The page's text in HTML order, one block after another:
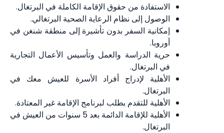
الاستفادة من حقوق الإقامة الكاملة في البرتغال.
الوصول إلى نظام الرعاية الصحية البرتغالي.
إمكانية السفر بدون تأشيرة إلى منطقة شنغن في
أوروبا.
حرية الدراسة والعمل وتأسيس الأعمال التجارية
في البرتغال.
الأهلية لإدراج أفراد الأسرة للعيش معك في
البرتغال.
الأهلية للتقدم بطلب لبرنامج الإقامة غير المعتادة.
الأهلية للإقامة الدائمة بعد 5 سنوات من العيش في
البرتغال.